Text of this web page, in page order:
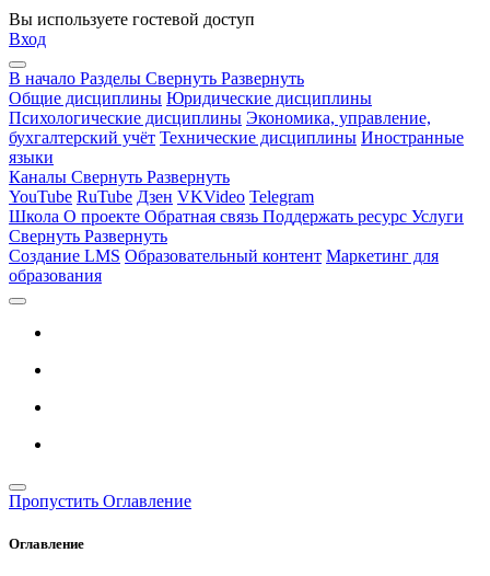
Вы используете гостевой доступ
Вход
В начало Разделы Свернуть Развернуть
Общие дисциплины Юридические дисциплины
Психологические дисциплины Экономика, управление,
бухгалтерский учёт Технические дисциплины Иностранные
языки
Каналы Свернуть Развернуть
YouTube RuTube Дзен VKVideo Telegram
Школа О проекте Обратная связь Поддержать ресурс Услуги
Свернуть Развернуть
Создание LMS Образовательный контент Маркетинг для
образования
Пропустить Оглавление
Оглавление